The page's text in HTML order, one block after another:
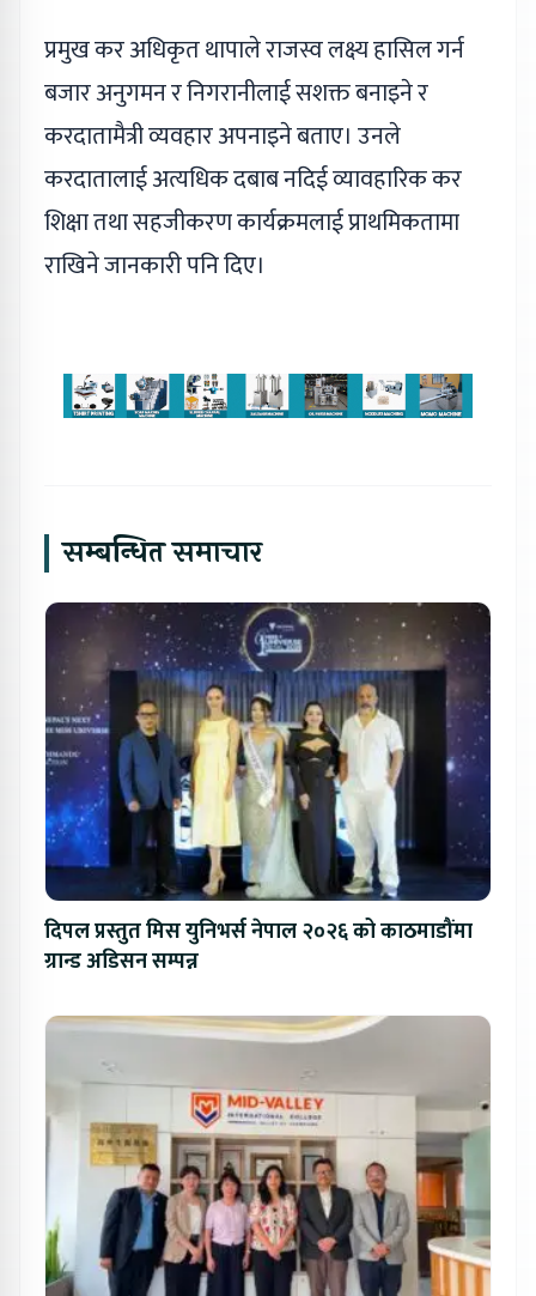
प्रमुख कर अधिकृत थापाले राजस्व लक्ष्य हासिल गर्न
बजार अनुगमन र निगरानीलाई सशक्त बनाइने र
करदातामैत्री व्यवहार अपनाइने बताए। उनले
करदातालाई अत्यधिक दबाब नदिई व्यावहारिक कर
शिक्षा तथा सहजीकरण कार्यक्रमलाई प्राथमिकतामा
राखिने जानकारी पनि दिए।
सम्बन्धित समाचार
दिपल प्रस्तुत मिस युनिभर्स नेपाल २०२६ को काठमाडौंमा
ग्रान्ड अडिसन सम्पन्न